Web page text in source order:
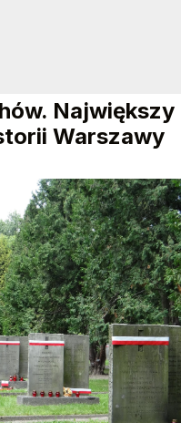
Największy
Warszawy